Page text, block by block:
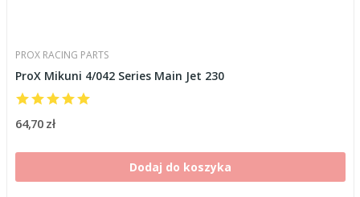
PROX RACING PARTS
ProX Mikuni 4/042 Series Main Jet 230
64,70 zł
Dodaj do koszyka